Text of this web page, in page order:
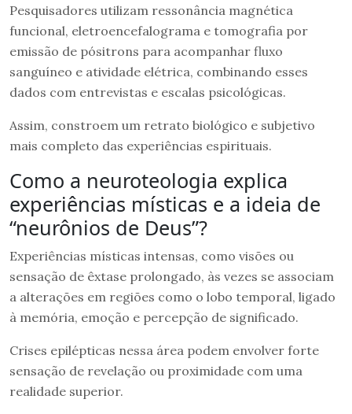
Pesquisadores utilizam ressonância magnética
funcional, eletroencefalograma e tomografia por
emissão de pósitrons para acompanhar fluxo
sanguíneo e atividade elétrica, combinando esses
dados com entrevistas e escalas psicológicas.
Assim, constroem um retrato biológico e subjetivo
mais completo das experiências espirituais.
Como a neuroteologia explica
experiências místicas e a ideia de
“neurônios de Deus”?
Experiências místicas intensas, como visões ou
sensação de êxtase prolongado, às vezes se associam
a alterações em regiões como o lobo temporal, ligado
à memória, emoção e percepção de significado.
Crises epilépticas nessa área podem envolver forte
sensação de revelação ou proximidade com uma
realidade superior.